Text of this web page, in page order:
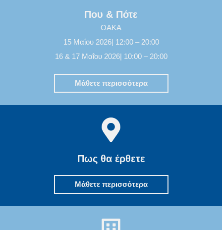
Που & Πότε
OAKA
15 Μαΐου 2026| 12:00 – 20:00
16 & 17 Μαΐου 2026| 10:00 – 20:00
Μάθετε περισσότερα
Πως θα έρθετε
Μάθετε περισσότερα